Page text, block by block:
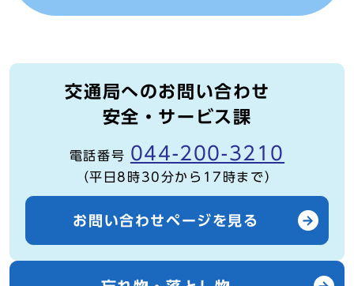
交通局へのお問い合わせ
安全・サービス課
電話番号 044-200-3210
（平日8時30分から17時まで）
お問い合わせページを見る